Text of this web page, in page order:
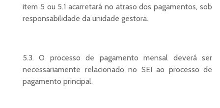
item 5 ou 5.1 acarretará no atraso dos pagamentos, sob
responsabilidade da unidade gestora.
5.3. O processo de pagamento mensal deverá ser
necessariamente relacionado no SEI ao processo de
pagamento principal.